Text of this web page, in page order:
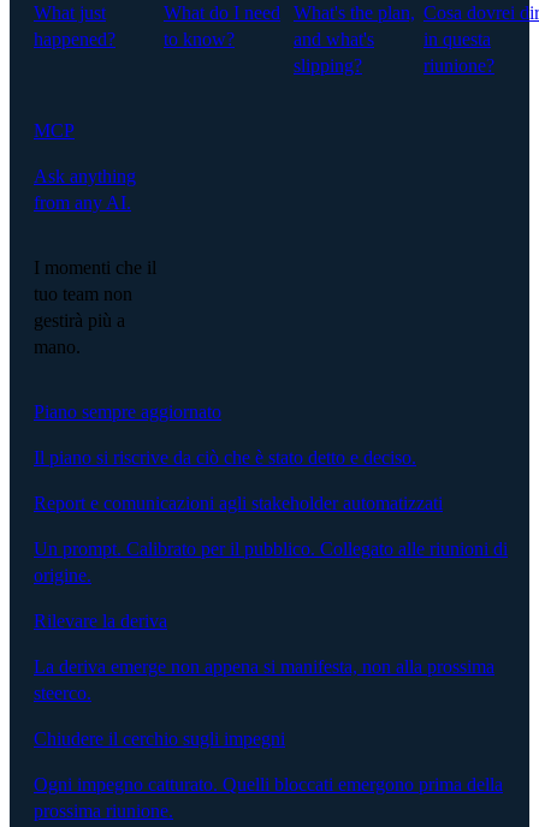
What just
happened?
What do I need
to know?
What's the plan,
and what's
slipping?
Cosa dovrei
in questa
riunione?
MCP
Ask anything
from any AI.
I momenti che il
tuo team non
gestirà più a
mano.
Piano sempre aggiornato
Il piano si riscrive da ciò che è stato detto e deciso.
Report e comunicazioni agli stakeholder automatizzati
Un prompt. Calibrato per il pubblico. Collegato alle riunioni di
origine.
Rilevare la deriva
La deriva emerge non appena si manifesta, non alla prossima
steerco.
Chiudere il cerchio sugli impegni
Ogni impegno catturato. Quelli bloccati emergono prima della
prossima riunione.